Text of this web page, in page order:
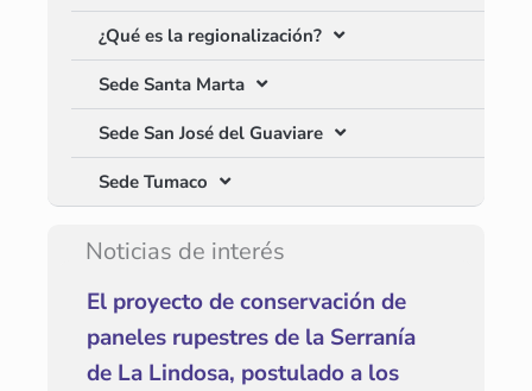
¿Qué es la regionalización?
Sede Santa Marta
Sede San José del Guaviare
Sede Tumaco
Noticias de interés
El proyecto de conservación de
paneles rupestres de la Serranía
de La Lindosa, postulado a los